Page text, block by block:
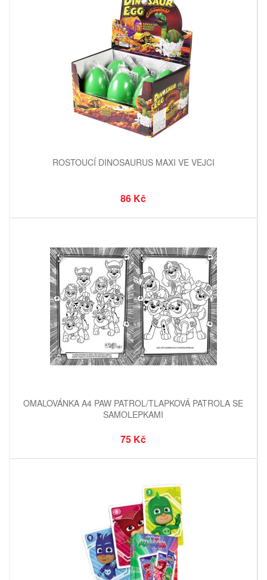
ROSTOUCÍ DINOSAURUS MAXI VE VEJCI
86 Kč
OMALOVÁNKA A4 PAW PATROL/TLAPKOVÁ PATROLA SE
SAMOLEPKAMI
75 Kč